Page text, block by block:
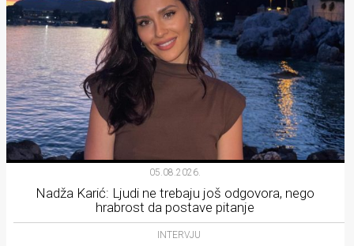
05.08.2026.
Nadža Karić: Ljudi ne trebaju još odgovora, nego
hrabrost da postave pitanje
INTERVJU